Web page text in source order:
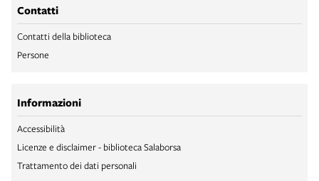
Contatti
Contatti della biblioteca
Persone
Informazioni
Accessibilità
Licenze e disclaimer - biblioteca Salaborsa
Trattamento dei dati personali